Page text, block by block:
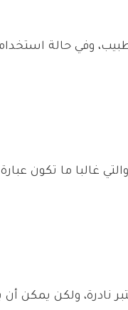
وفي حالة
غالبا ما تكون
تعتبر نادرة، ولكن